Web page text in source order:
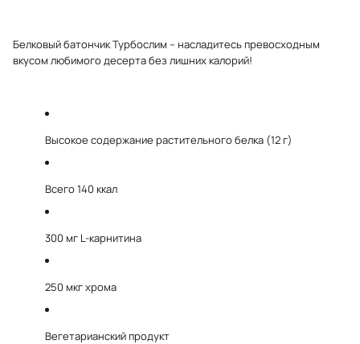
Белковый батончик Турбослим – насладитесь превосходным
вкусом любимого десерта без лишних калорий!
Высокое содержание растительного белка (12 г)
Всего 140 ккал
300 мг L-карнитина
250 мкг хрома
Вегетарианский продукт